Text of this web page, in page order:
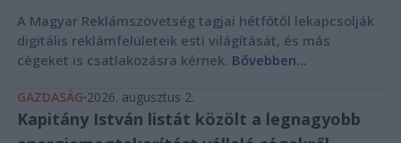
A Magyar Reklámszövetség tagjai hétfőtől lekapcsolják
digitális reklámfelületeik esti világítását, és más
cégeket is csatlakozásra kérnek. Bővebben...
GAZDASÁG 2026. augusztus 2.
Kapitány István listát közölt a legnagyobb